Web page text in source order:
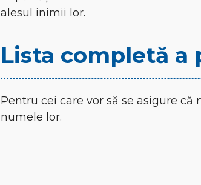
alesul inimii lor.
Lista completă a
Pentru cei care vor să se asigure
numele lor.